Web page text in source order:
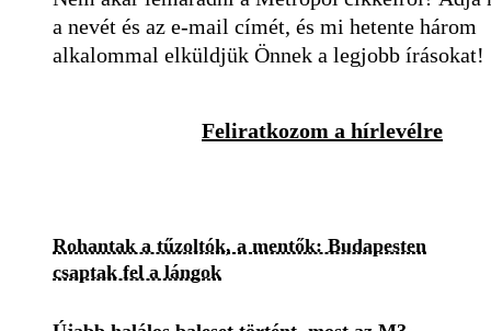
a nevét és az e-mail címét, és mi hetente három
alkalommal elküldjük Önnek a legjobb írásokat!
Feliratkozom a hírlevélre
Rohantak a tűzoltók, a mentők: Budapesten
csaptak fel a lángok